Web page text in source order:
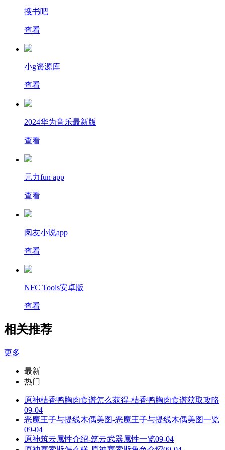
搜书吧
查看
小g资源库
查看
2024华为音乐最新版
查看
元力fun app
查看
阅友小说app
查看
NFC Tools安卓版
查看
相关推荐
更多
最新
热门
原神桔香鸭胸肉食谱怎么获得-桔香鸭胸肉食谱获取攻略
09-04
恶魔王子与提线木偶美图-恶魔王子与提线木偶美图一览
09-04
原神筑云属性介绍-筑云武器属性一览09-04